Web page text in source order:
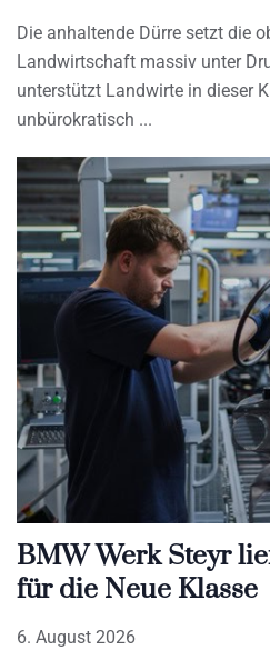
Die anhaltende Dürre setzt die
Landwirtschaft massiv unter
unterstützt Landwirte in dieser
unbürokratisch
BMW Werk Steyr
für die Neue Klasse
6. August 2026